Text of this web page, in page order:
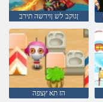
ןגוקב לש ןוירשה תירב
הז תא ץצפה